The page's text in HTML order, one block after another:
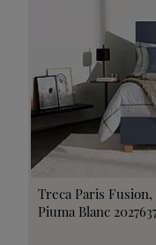
Treca Paris
Piuma Blanc